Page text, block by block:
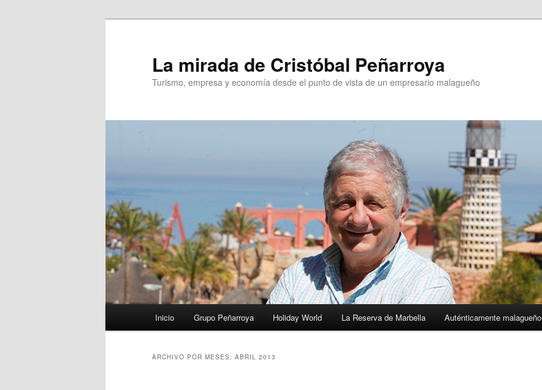
La mirada de Cristóbal Peñarroya
Turismo, empresa y economía desde el punto de vista de un empresario malagueño
Inicio Grupo Peñarroya Holiday World La Reserva de Marbella Auténticamente malagueño
ARCHIVO POR MESES: ABRIL 2013